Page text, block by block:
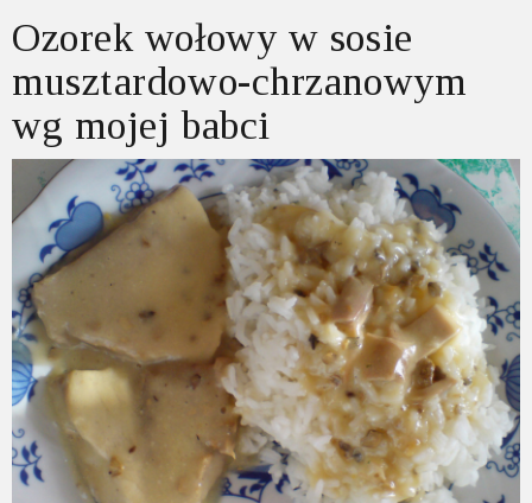
Ozorek wołowy w sosie
musztardowo-chrzanowym
wg mojej babci